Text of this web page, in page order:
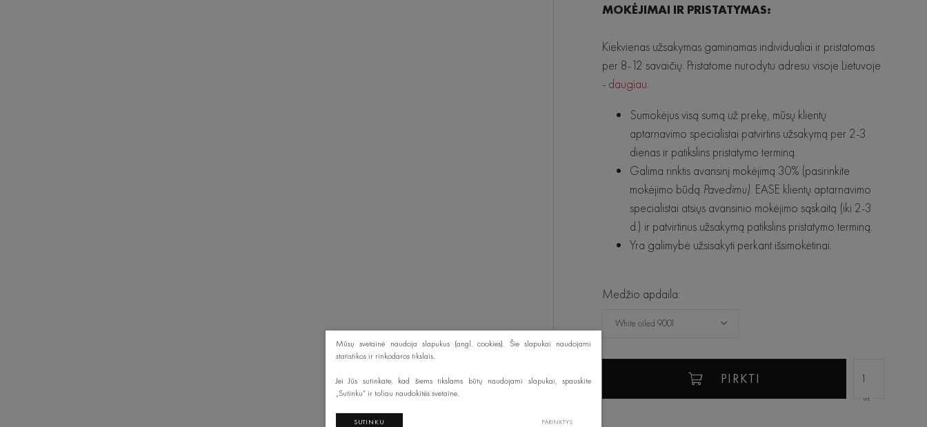
MOKĖJIMAI IR PRISTATYMAS:
Kiekvienas užsakymas gaminamas individualiai ir pristatomas
per 8-12 savaičių. Pristatome nurodytu adresu visoje Lietuvoje
- daugiau
Sumokėjus visą sumą už prekę, mūsų klientų
aptarnavimo specialistai patvirtins užsakymą per 2-3
dienas ir patikslins pristatymo terminą.
Galima rinktis avansinį mokėjimą 30% (pasirinkite
mokėjimo būdą Pavedimu) . EASE klientų aptarnavimo
specialistai atsiųs avansinio mokėjimo sąskaitą (iki 2-3
d.) ir patvirtinus užsakymą patikslins pristatymo terminą.
Yra galimybė užsisakyti perkant išsimokėtinai.
Medžio apdaila:
White oiled 9001
PIRKTI
vnt.
Mūsų svetainė naudoja slapukus (angl. cookies). Šie slapukai naudojami
statistikos ir rinkodaros tikslais.
Jei Jūs sutinkate, kad šiems tikslams būtų naudojami slapukai, spauskite
„Sutinku“ ir toliau naudokitės svetaine.
SUTINKU PARINKTYS